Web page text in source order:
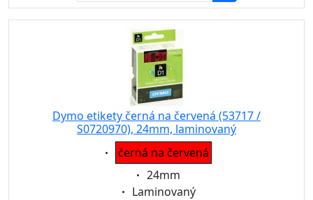
Dymo etikety černá na červená (53717 /
S0720970), 24mm, laminovaný
Eigenschaft:
černá na červená
Eigenschaft:
24mm
Eigenschaft:
Laminovaný